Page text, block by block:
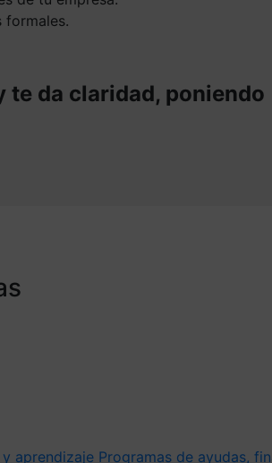
formales.
te da claridad, poniendo
aprendizaje Programas de ayudas,